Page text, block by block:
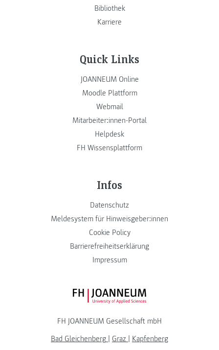
Bibliothek
Karriere
Quick Links
JOANNEUM Online
Moodle Plattform
Webmail
Mitarbeiter:innen-Portal
Helpdesk
FH Wissensplattform
Infos
Datenschutz
Meldesystem für Hinweisgeber:innen
Cookie Policy
Barrierefreiheitserklärung
Impressum
FH JOANNEUM Logo
FH JOANNEUM Gesellschaft mbH
Bad Gleichenberg | Graz | Kapfenberg